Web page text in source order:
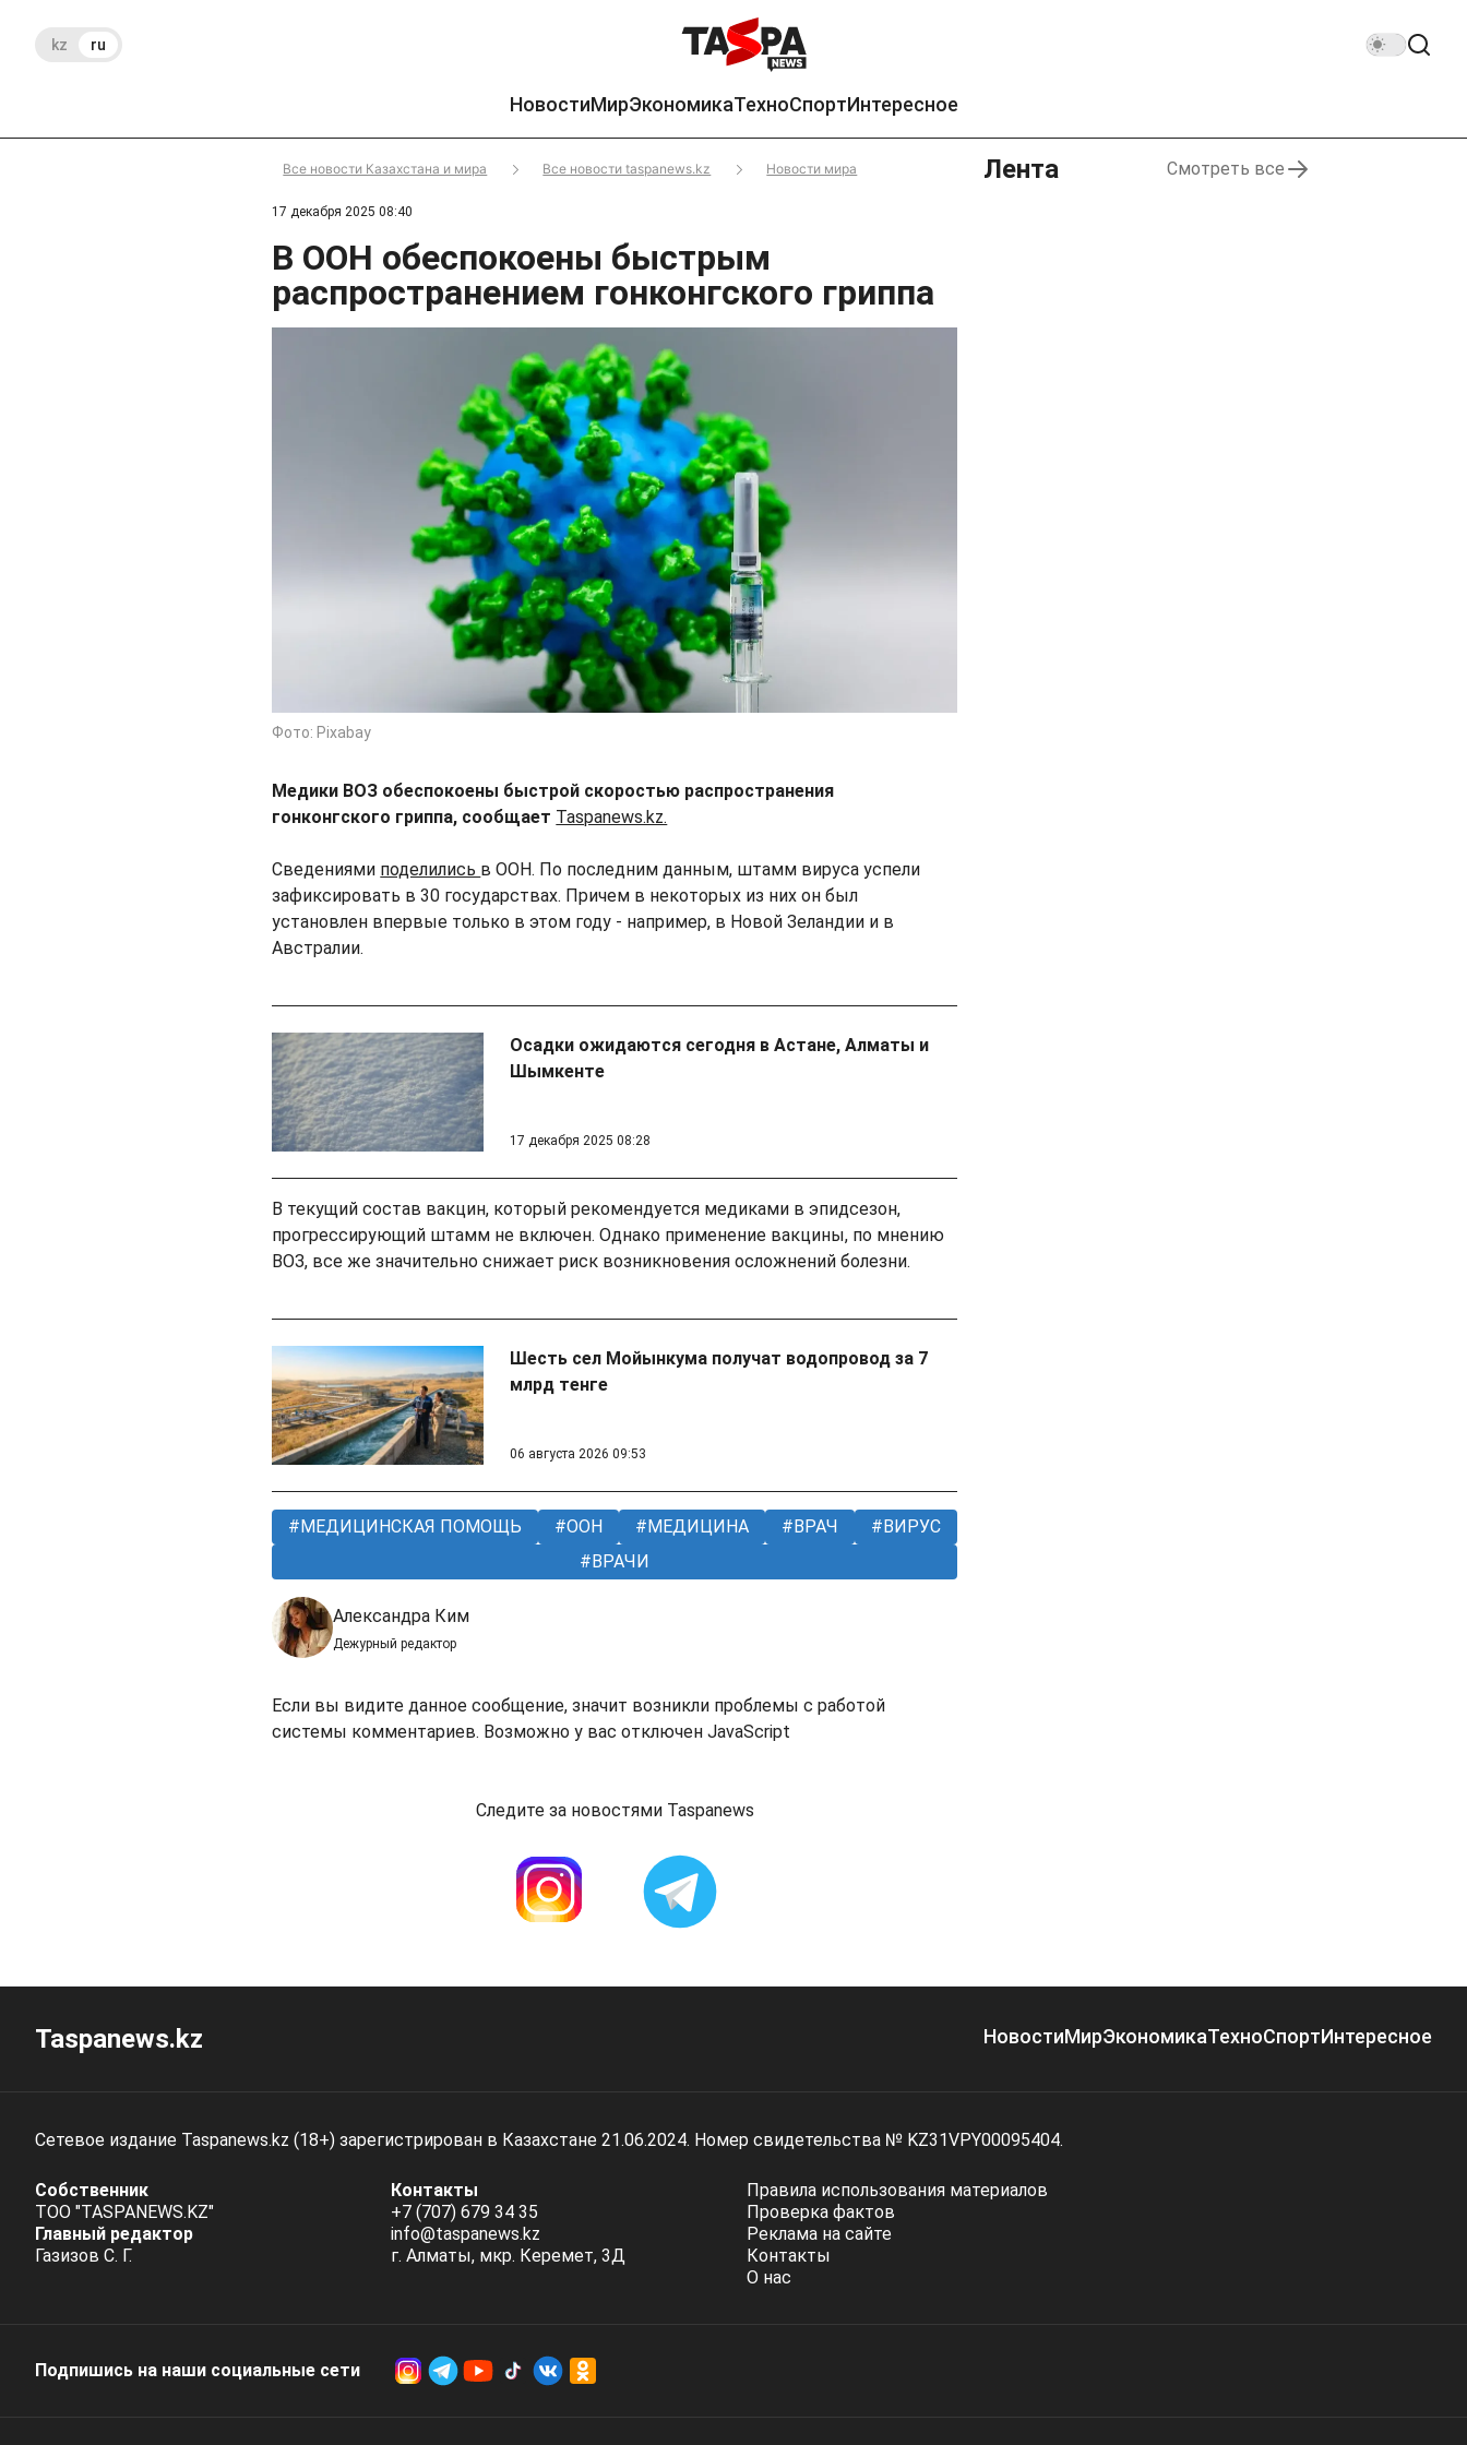
kz ru
НовостиМирЭкономикаТехноСпортИнтересное
Все новости Казахстана и мира Все новости taspanews.kz Новости мира
17 декабря 2025 08:40
В ООН обеспокоены быстрым
распространением гонконгского гриппа
Фото: Pixabay
Медики ВОЗ обеспокоены быстрой скоростью распространения
гонконгского гриппа, сообщает Taspanews.kz.
Сведениями поделились в ООН. По последним данным, штамм вируса успели
зафиксировать в 30 государствах. Причем в некоторых из них он был
установлен впервые только в этом году - например, в Новой Зеландии и в
Австралии.
Осадки ожидаются сегодня в Астане, Алматы и
Шымкенте
17 декабря 2025 08:28
В текущий состав вакцин, который рекомендуется медиками в эпидсезон,
прогрессирующий штамм не включен. Однако применение вакцины, по мнению
ВОЗ, все же значительно снижает риск возникновения осложнений болезни.
Шесть сел Мойынкума получат водопровод за 7
млрд тенге
06 августа 2026 09:53
МЕДИЦИНСКАЯ ПОМОЩЬ ООН МЕДИЦИНА ВРАЧ
ВИРУС
ВРАЧИ
Александра Ким
Дежурный редактор
Если вы видите данное сообщение, значит возникли проблемы с работой
системы комментариев. Возможно у вас отключен JavaScript
Следите за новостями Taspanews
Лента Смотреть все
Taspanews.kz НовостиМирЭкономикаТехноСпортИнтересное
Сетевое издание Taspanews.kz (18+) зарегистрирован в Казахстане 21.06.2024. Номер свидетельства № KZ31VPY00095404.
Собственник
ТОО "TASPANEWS.KZ"
Главный редактор
Газизов С. Г.
Контакты
+7 (707) 679 34 35
info@taspanews.kz
г. Алматы, мкр. Керемет, 3Д
Правила использования материалов
Проверка фактов
Реклама на сайте
Контакты
О нас
Подпишись на наши социальные cети